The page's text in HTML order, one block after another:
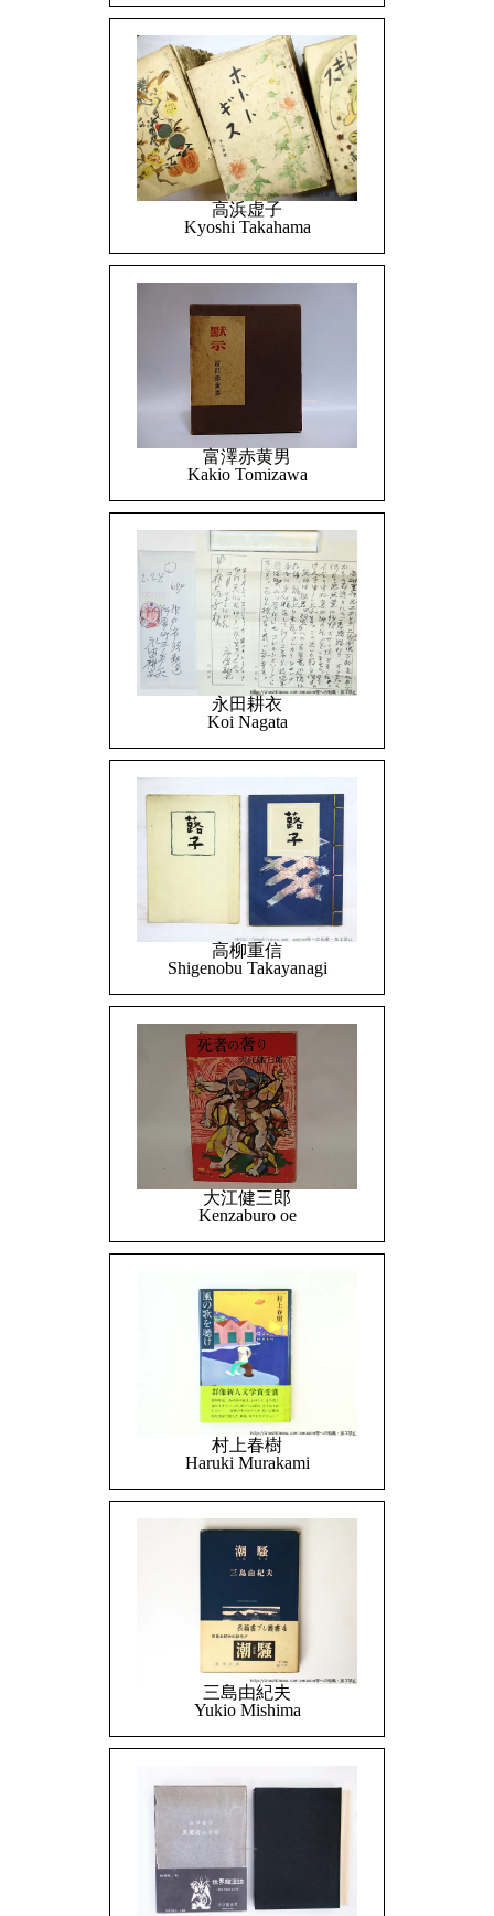
高浜虚子
Kyoshi Takahama
富澤赤黄男
Kakio Tomizawa
永田耕衣
Koi Nagata
高柳重信
Shigenobu Takayanagi
大江健三郎
Kenzaburo oe
村上春樹
Haruki Murakami
三島由紀夫
Yukio Mishima